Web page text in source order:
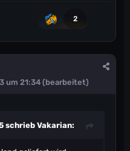
2
um 21:34 (bearbeitet)
schrieb Vakarian: